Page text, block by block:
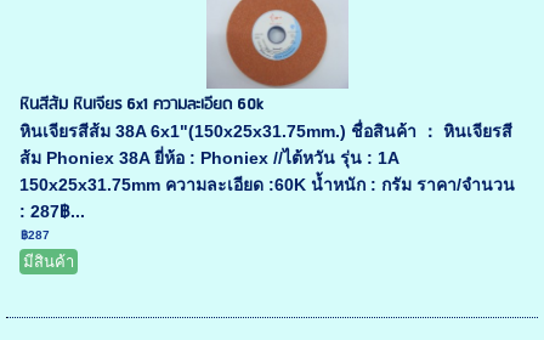
หินสีส้ม หินเจียร 6x1 ความละเอียด 60k
หินเจียรสีส้ม 38A 6x1"(150x25x31.75mm.) ชื่อสินค้า ： หินเจียรสี
ส้ม Phoniex 38A ยี่ห้อ : Phoniex //ไต้หวัน รุ่น : 1A
150x25x31.75mm ความละเอียด :60K น้ำหนัก : กรัม ราคา/จำนวน
: 287฿...
฿287
มีสินค้า